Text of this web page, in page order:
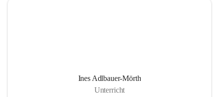
Ines Adlbauer-Mörth
Unterricht